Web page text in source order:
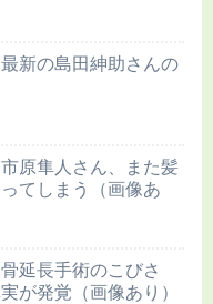
最新の島田紳助さんの
市原隼人さん、また髪
てしまう（画像あ
骨延長手術のこびさ
が発覚（画像あり）